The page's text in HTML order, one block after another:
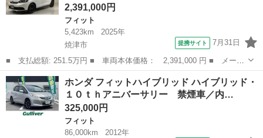
2,391,000円
フィット
5,423km
2025年
焼津市
提携サイト 7月31日
■ 支払総額: 251.5万円 ■ 車両本体価格： 2,391,000 円 ■ メーカ
ー名： ホンダ ■ 車種名： フィット ■ グレード名： ｅ：ＨＥ
Ｖホームブラックスタイル Ｈ ＳＥＮＳＩＮＧ 新車保証 試乗
車 ワンオ...
静岡 焼津市 フィット
ホンダ フィットハイブリッド ハイブリッド・
１０ｔｈアニバーサリー 禁煙車／内…
325,000円
フィット
86,000km
2012年